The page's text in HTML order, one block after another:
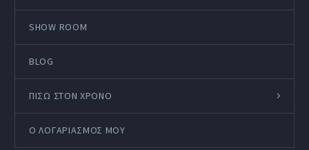
SHOW ROOM
BLOG
ΠΙΣΩ ΣΤΟΝ ΧΡΟΝΟ
Ο ΛΟΓΑΡΙΑΣΜΌΣ ΜΟΥ